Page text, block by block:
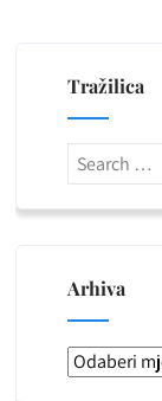
Tražilica
Arhiva
Arhiva